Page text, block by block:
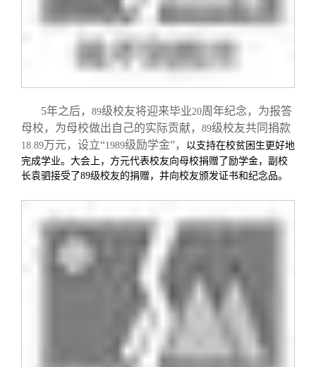
5年之后， 89级校友将迎来毕业20周年纪念，为报答
母校，为母校做出自己的实际贡献， 89级校友共同捐款
18.89万元，设立“1989级励学金”，
以支持在校贫困生更好地
完成学业。大会上，方元代表校友向母校捐赠了励学金，副校
长袁驷接受了89级校友的捐赠，并向校友颁发证书和纪念品。